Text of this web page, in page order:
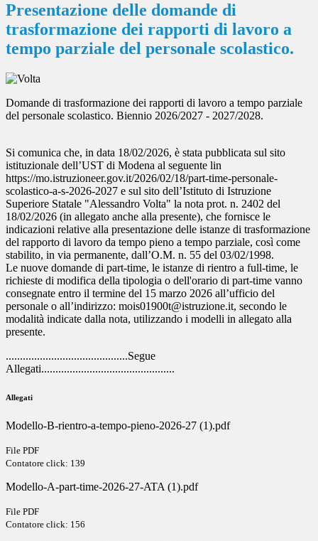
Presentazione delle domande di
trasformazione dei rapporti di lavoro a
tempo parziale del personale scolastico.
Domande di trasformazione dei rapporti di lavoro a tempo parziale
del personale scolastico. Biennio 2026/2027 - 2027/2028.
Si comunica che, in data 18/02/2026, è stata pubblicata sul sito
istituzionale dell’UST di Modena al seguente lin
https://mo.istruzioneer.gov.it/2026/02/18/part-time-personale-
scolastico-a-s-2026-2027 e sul sito dell’Istituto di Istruzione
Superiore Statale "Alessandro Volta" la nota prot. n. 2402 del
18/02/2026 (in allegato anche alla presente), che fornisce le
indicazioni relative alla presentazione delle istanze di trasformazione
del rapporto di lavoro da tempo pieno a tempo parziale, così come
stabilito, in via permanente, dall’O.M. n. 55 del 03/02/1998.
Le nuove domande di part-time, le istanze di rientro a full-time, le
richieste di modifica della tipologia o dell'orario di part-time vanno
consegnate entro il termine del 15 marzo 2026 all’ufficio del
personale o all’indirizzo: mois01900t@istruzione.it, secondo le
modalità indicate dalla nota, utilizzando i modelli in allegato alla
presente.
...........................................Segue
Allegati...............................................
Allegati
Modello-B-rientro-a-tempo-pieno-2026-27 (1).pdf
File PDF
Contatore click: 139
Modello-A-part-time-2026-27-ATA (1).pdf
File PDF
Contatore click: 156